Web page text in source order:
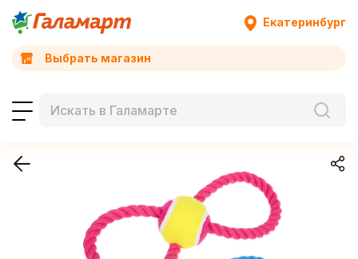
Екатеринбург
Выбрать магазин